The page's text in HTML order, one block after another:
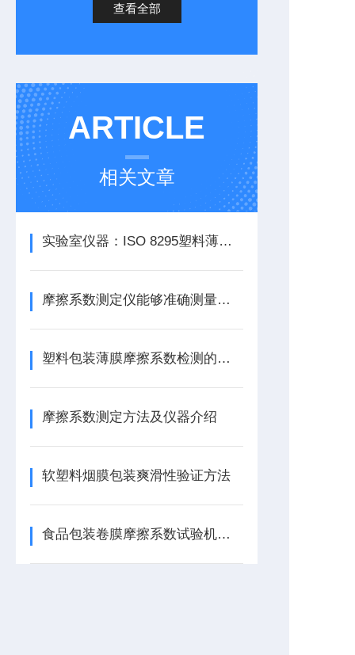
查看全部
ARTICLE
相关文章
实验室仪器：ISO 8295塑料薄膜和薄板摩擦系数测定仪的全面解析
摩擦系数测定仪能够准确测量摩擦系数，误差小
塑料包装薄膜摩擦系数检测的意义
摩擦系数测定方法及仪器介绍
软塑料烟膜包装爽滑性验证方法
食品包装卷膜摩擦系数试验机技术参数